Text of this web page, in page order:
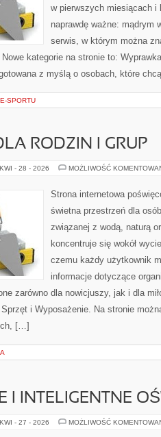
w pierwszych miesiącach
naprawdę ważne: mądrym
serwis, w którym można
kategorie na stronie to:
z myślą o osobach, które
SPORTU
RODZIN I GRUP
KWI - 28 - 2026 MOŻLIWOŚĆ
Strona internetowa
świetna przestrzeń dla
związanej z wodą, naturą
koncentruje się wokół
czemu każdy użytkownik
informacje dotyczące
zarówno dla nowicjuszy, jak i dla
i Wyposażenie. Na stronie
[…]
I INTELIGENTNE
KWI - 27 - 2026 MOŻLIWOŚĆ